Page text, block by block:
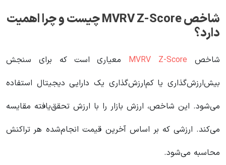
شاخص MVRV Z-Score چیست و چرا اهمیت
دارد؟
شاخص MVRV Z-Score معیاری است که برای سنجش
بیش‌ارزش‌گذاری یا کم‌ارزش‌گذاری یک دارایی دیجیتال استفاده
می‌شود. این شاخص، ارزش بازار را با ارزش تحقق‌یافته مقایسه
می‌کند. ارزشی که بر اساس آخرین قیمت انجام‌شده هر تراکنش
محاسبه می‌شود.